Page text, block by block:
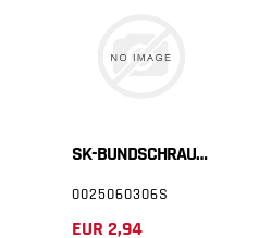
SK-BUNDSCHRAUBE M6X30 ISA30 SS
0025060306S
EUR 2,94